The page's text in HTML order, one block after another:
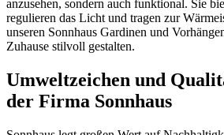
anzusehen, sondern auch funktional. Sie
regulieren das Licht und tragen zur
unseren Sonnhaus Gardinen und
Zuhause stilvoll gestalten.
Umweltzeichen und
der Firma Sonnhaus